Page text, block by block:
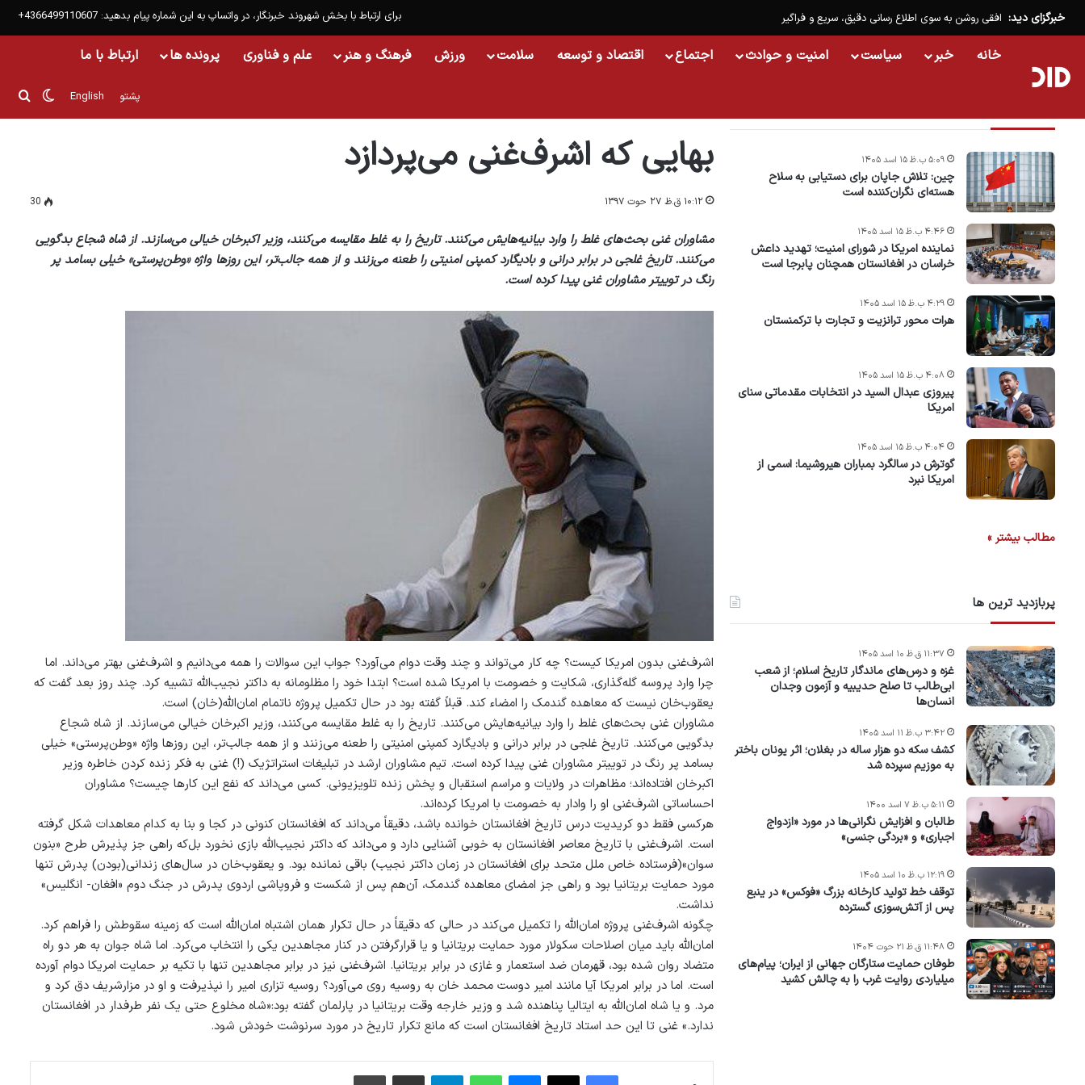
برای ارتباط با بخش شهروند خبرنگار، در واتساپ به این شماره پیام بدهید: 4366499110607+ خبرگزای دید: افقی روشن به سوی اطلاع رسانی دقیق، سریع و فراگیر
خانه خبر سیاست امنیت و حوادث اجتماع اقتصاد و توسعه سلامت ورزش فرهنگ و هنر علم و فناوری پرونده ها ارتباط با ما
English پشتو تغییر
بهایی که اشرف‌غنی می‌پردازد
۱۰:۱۲ ق.ظ ۲۷ حوت ۱۳۹۷ 30
مشاوران غنی بحث‌های غلط را وارد بیانیه‌هایش می‌کنند. تاریخ را به غلط مقایسه می‌کنند، وزیر اکبرخان خیالی می‌سازند. از شاه شجاع بدگویی
می‌کنند. تاریخ غلجی در برابر درانی و بادیگارد کمپنی امنیتی را طعنه می‌زنند و از همه جالب‌تر، این روزها واژه «وطن‌پرستی» خیلی بسامد پر
رنگ در توییتر مشاوران غنی پیدا کرده است.
اشرف‌غنی بدون امریکا کیست؟ چه کار می‌تواند و چند وقت دوام می‌آورد؟ جواب این سوالات را همه می‌دانیم و اشرف‌غنی بهتر می‌داند. اما
چرا وارد پروسه گله‌گذاری، شکایت و خصومت با امریکا شده است؟ ابتدا خود را مظلومانه به داکتر نجیب‌الله تشبیه کرد. چند روز بعد گفت که
یعقوب‌خان نیست که معاهده گندمک را امضاء کند. قبلاً گفته بود در حال تکمیل پروژه ناتمام امان‌الله(خان) است.
مشاوران غنی بحث‌های غلط را وارد بیانیه‌هایش می‌کنند. تاریخ را به غلط مقایسه می‌کنند، وزیر اکبرخان خیالی می‌سازند. از شاه شجاع
بدگویی می‌کنند. تاریخ غلجی در برابر درانی و بادیگارد کمپنی امنیتی را طعنه می‌زنند و از همه جالب‌تر، این روزها واژه «وطن‌پرستی» خیلی
بسامد پر رنگ در توییتر مشاوران غنی پیدا کرده است. تیم مشاوران ارشد در تبلیغات استراتژیک (!) غنی به فکر زنده کردن خاطره وزیر
اکبرخان افتاده‌اند؛ مظاهرات در ولایات و مراسم استقبال و پخش زنده تلویزیونی. کسی می‌داند که نفع این کارها چیست؟ مشاوران
احساساتی اشرف‌غنی او را وادار به خصومت با امریکا کرده‌اند.
هرکسی فقط دو کریدیت درس تاریخ افغانستان خوانده باشد، دقیقاً می‌داند که افغانستان کنونی در کجا و بنا به کدام معاهدات شکل گرفته
است. اشرف‌غنی با تاریخ معاصر افغانستان به خوبی آشنایی دارد و می‌داند که داکتر نجیب‌الله بازی نخورد بل‌که راهی جز پذیرش طرح «بنون
سوان»(فرستاده خاص ملل متحد برای افغانستان در زمان داکتر نجیب) باقی نمانده بود. و یعقوب‌خان در سال‌های زندانی(بودن) پدرش تنها
مورد حمایت بریتانیا بود و راهی جز امضای معاهده گندمک، آن‌هم پس از شکست و فروپاشی اردوی پدرش در جنگ دوم «افغان- انگلیس»
نداشت.
چگونه اشرف‌غنی پروژه امان‌الله را تکمیل می‌کند در حالی که دقیقاً در حال تکرار همان اشتباه امان‌الله است که زمینه‌ سقوطش را فراهم کرد.
امان‌الله باید میان اصلاحات سکولار مورد حمایت بریتانیا و یا قرارگرفتن در کنار مجاهدین یکی را انتخاب می‌کرد. اما شاه جوان به هر دو راه
متضاد روان شده بود، قهرمان ضد استعمار و غازی در برابر بریتانیا. اشرف‌غنی نیز در برابر مجاهدین تنها با تکیه بر حمایت امریکا دوام آورده
است. اما در برابر امریکا آیا مانند امیر دوست‌ محمد خان به روسیه روی می‌آورد؟ روسیه تزاری امیر را نپذیرفت و او در مزارشریف دق کرد و
مرد. و یا شاه امان‌الله به ایتالیا پناهنده شد و وزیر خارجه وقت بریتانیا در پارلمان گفته بود:«شاه مخلوع حتی یک نفر طرفدار در افغانستان
ندارد.» غنی تا این حد استاد تاریخ افغانستان است که مانع تکرار تاریخ در مورد سرنوشت خودش شود.
فیس بوک X پیام رسان واتس آپ تلگرام اشتراک گذاری از طریق ایمیل چاپ
چین: تلاش جاپان برای دستیابی به سلاح
هسته‌ای نگران‌کننده است
۵:۰۹ ب.ظ ۱۵ اسد ۱۴۰۵
نماینده امریکا در شورای امنیت؛ تهدید داعش
خراسان در افغانستان همچنان پابرجا است
۴:۴۶ ب.ظ ۱۵ اسد ۱۴۰۵
هرات محور ترانزیت و تجارت با ترکمنستان
۴:۲۹ ب.ظ ۱۵ اسد ۱۴۰۵
پیروزی عبدال السید در انتخابات مقدماتی سنای
امریکا
۴:۰۸ ب.ظ ۱۵ اسد ۱۴۰۵
گوترش در سالگرد بمباران هیروشیما: اسمی از
امریکا نبرد
۴:۰۴ ب.ظ ۱۵ اسد ۱۴۰۵
مطالب بیشتر »
پربازدید ترین ها
غزه و درس‌های ماندگار تاریخ اسلام؛ از شعب
ابی‌طالب تا صلح حدیبیه و آزمون وجدان
انسان‌ها
۱۱:۳۷ ق.ظ ۱۰ اسد ۱۴۰۵
کشف سکه دو هزار ساله در بغلان؛ اثر یونان باختر
به موزیم سپرده شد
۳:۴۲ ب.ظ ۱۱ اسد ۱۴۰۵
طالبان و افزایش نگرانی‌ها در مورد «ازدواج
اجباری» و «بردگی جنسی»
۵:۱۱ ب.ظ ۷ اسد ۱۴۰۰
توقف خط تولید کارخانه بزرگ «فوکس» در ینبع
پس از آتش‌سوزی گسترده
۱۲:۱۹ ب.ظ ۱۰ اسد ۱۴۰۵
طوفان حمایت ستارگان جهانی از ایران؛ پیام‌های
میلیاردی روایت غرب را به چالش کشید
۱۱:۴۸ ق.ظ ۲۱ حوت ۱۴۰۴